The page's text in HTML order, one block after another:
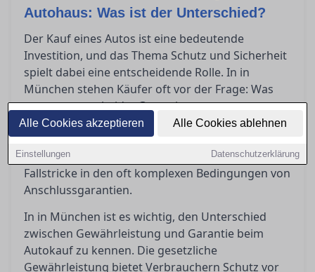
Alle Cookies akzeptieren Alle Cookies ablehnen
Einstellungen Datenschutzerklärung
Autohaus: Was ist der Unterschied?
Der Kauf eines Autos ist eine bedeutende
Investition, und das Thema Schutz und Sicherheit
spielt dabei eine entscheidende Rolle. In in
München stehen Käufer oft vor der Frage: Was
genau unterscheidet Garantie von
Gewährleistung? Dieser Artikel bietet klare
Orientierung, indem er die gesetzlichen und
vertraglichen Regelungen beleuchtet, sowie die
Fallstricke in den oft komplexen Bedingungen von
Anschlussgarantien.
In in München ist es wichtig, den Unterschied
zwischen Gewährleistung und Garantie beim
Autokauf zu kennen. Die gesetzliche
Gewährleistung bietet Verbrauchern Schutz vor